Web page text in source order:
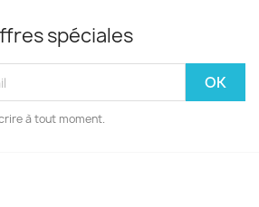
spéciales
à tout moment.